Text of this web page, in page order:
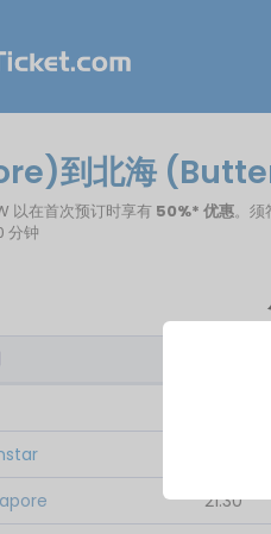
到北海
以在首次预订时享有 50%* 优惠。须
分钟
21:30